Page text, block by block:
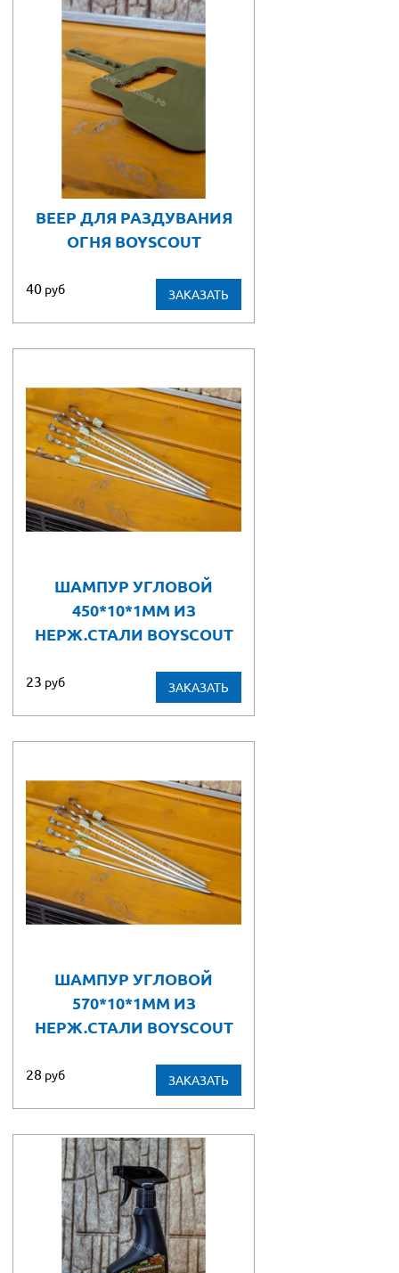
ВЕЕР ДЛЯ РАЗДУВАНИЯ
ОГНЯ BOYSCOUT
40 руб ЗАКАЗАТЬ
ШАМПУР УГЛОВОЙ
450*10*1ММ ИЗ
НЕРЖ.СТАЛИ BOYSCOUT
23 руб ЗАКАЗАТЬ
ШАМПУР УГЛОВОЙ
570*10*1ММ ИЗ
НЕРЖ.СТАЛИ BOYSCOUT
28 руб ЗАКАЗАТЬ